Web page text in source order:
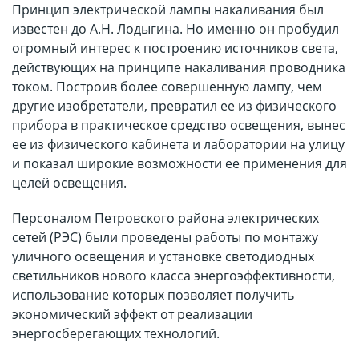
Принцип электрической лампы накаливания был
известен до А.Н. Лодыгина. Но именно он пробудил
огромный интерес к построению источников света,
действующих на принципе накаливания проводника
током. Построив более совершенную лампу, чем
другие изобретатели, превратил ее из физического
прибора в практическое средство освещения, вынес
ее из физического кабинета и лаборатории на улицу
и показал широкие возможности ее применения для
целей освещения.
Персоналом Петровского района электрических
сетей (РЭС) были проведены работы по монтажу
уличного освещения и установке светодиодных
светильников нового класса энергоэффективности,
использование которых позволяет получить
экономический эффект от реализации
энергосберегающих технологий.